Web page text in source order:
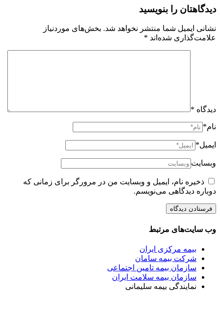
دیدگاهتان را بنویسید
نشانی ایمیل شما منتشر نخواهد شد. بخش‌های موردنیاز
علامت‌گذاری شده‌اند *
دیدگاه *
نام*
ایمیل*
وبسایت
ذخیره نام، ایمیل و وبسایت من در مرورگر برای زمانی که
دوباره دیدگاهی می‌نویسم.
وب سایت‌های مرتبط
بیمه مرکزی ایران
شرکت بیمه سامان
سازمان بیمه تامین اجتماعی
سازمان بیمه سلامت ایران
نمایندگی بیمه سلیمانی